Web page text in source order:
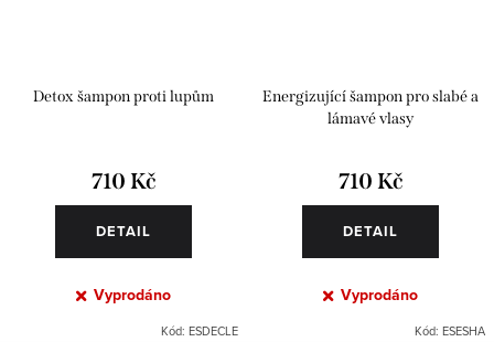
Detox šampon proti lupům
710 Kč
DETAIL
Vyprodáno
Kód: ESDECLE
Energizující šampon pro slabé a
lámavé vlasy
710 Kč
DETAIL
Vyprodáno
Kód: ESESHA